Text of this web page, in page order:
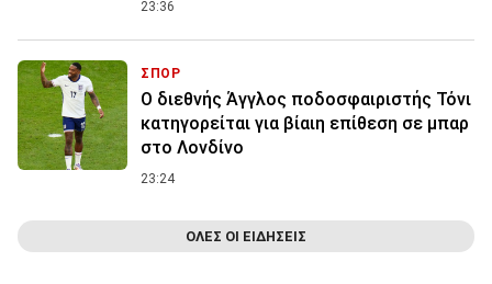
23:36
ΣΠΟΡ
Ο διεθνής Άγγλος ποδοσφαιριστής Τόνι
κατηγορείται για βίαιη επίθεση σε μπαρ
στο Λονδίνο
23:24
ΟΛΕΣ ΟΙ ΕΙΔΗΣΕΙΣ